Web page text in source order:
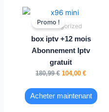
Promo !
Uncategorized
box iptv +12 mois
Abonnement Iptv
gratuit
180,99€
Le
initial
était :
180,99 €.
104,00€
est :
104,00 €.
Acheter maintenant